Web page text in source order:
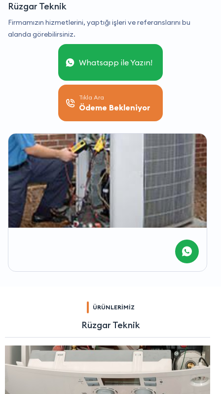
Rüzgar Teknik
Firmamızın hizmetlerini, yaptığı işleri ve referanslarını bu
alanda görebilirsiniz.
Whatsapp ile Yazın!
Tıkla Ara
Ödeme Bekleniyor
ÜRÜNLERİMİZ
Rüzgar Teknik